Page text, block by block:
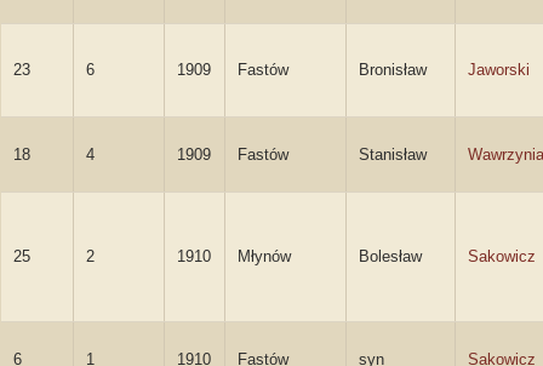
23 6 1909 Fastów Bronisław Jaworski
18 4 1909 Fastów Stanisław
25 2 1910 Młynów Bolesław Sakowicz
6 1 1910 Fastów syn Sakowicz